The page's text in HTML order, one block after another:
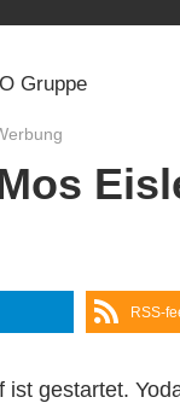
RSS-
ist gestartet.